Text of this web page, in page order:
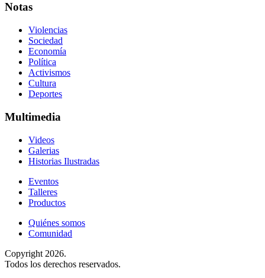
Notas
Violencias
Sociedad
Economía
Política
Activismos
Cultura
Deportes
Multimedia
Videos
Galerias
Historias Ilustradas
Eventos
Talleres
Productos
Quiénes somos
Comunidad
Copyright 2026.
Todos los derechos reservados.